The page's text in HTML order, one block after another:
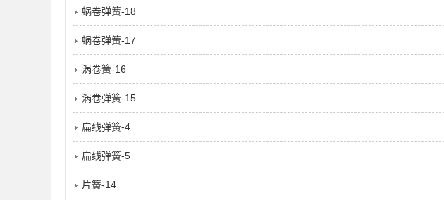
蜗卷弹簧-18
蜗卷弹簧-17
涡卷簧-16
涡卷弹簧-15
扁线弹簧-4
扁线弹簧-5
片簧-14